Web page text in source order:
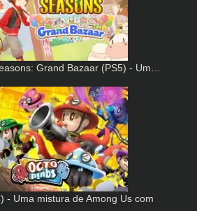
Grand Bazaar (PS5) - Um…
- Uma mistura de Among Us com